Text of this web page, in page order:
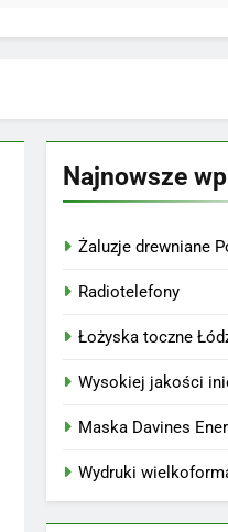
Najnowsze
Żaluzje drewniane
Radiotelefony
Łożyska toczne
Wysokiej jakości
Maska Davines
Wydruki